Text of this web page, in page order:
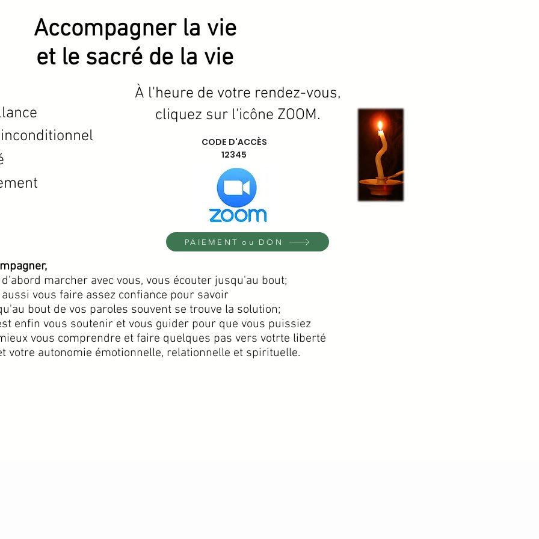
Accompagner la vie
et le sacré de la vie
À l'heure de votre rendez-vous,
cliquez sur l'icône ZOOM.
CODE D'ACCÈS
12345
PAIEMENT ou DON
marcher avec vous, vous écouter jusqu'au bout;
vous faire assez confiance pour savoir
bout de vos paroles souvent se trouve la solution;
enfin vous soutenir et vous guider pour que vous puissiez
vous comprendre et faire quelques pas vers votrte liberté
votre autonomie émotionnelle, relationnelle et spirituelle.